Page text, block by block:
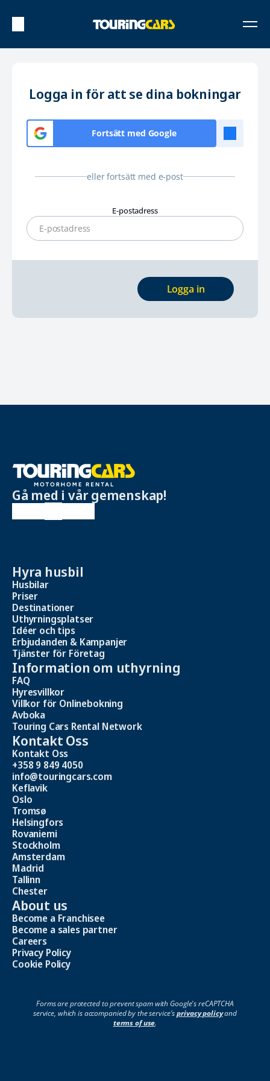
Logga in för att se dina bokningar
Fortsätt med Google
eller fortsätt med e-post
E-postadress
Logga in
Gå med i vår gemenskap!
Hyra husbil
Husbilar
Priser
Destinationer
Uthyrningsplatser
Idéer och tips
Erbjudanden & Kampanjer
Tjänster för Företag
Information om uthyrning
FAQ
Hyresvillkor
Villkor för Onlinebokning
Avboka
Touring Cars Rental Network
Kontakt Oss
Kontakt Oss
+358 9 849 4050
info@touringcars.com
Keflavik
Oslo
Tromsø
Helsingfors
Rovaniemi
Stockholm
Amsterdam
Madrid
Tallinn
Chester
About us
Become a Franchisee
Become a sales partner
Careers
Privacy Policy
Cookie Policy
Forms are protected to prevent spam with Google's reCAPTCHA
service, which is accompanied by the service'sprivacy policyand
terms of use.